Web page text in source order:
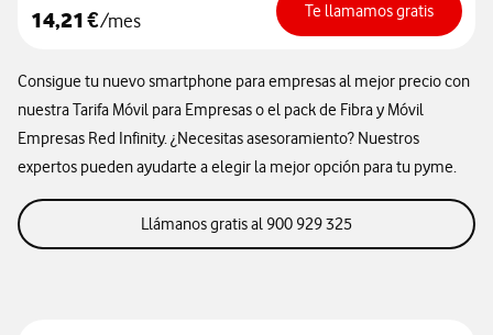
14,21€/mes Te llamamos gratis
Consigue tu nuevo smartphone para empresas al mejor precio con
nuestra Tarifa Móvil para Empresas o el pack de Fibra y Móvil
Empresas Red Infinity. ¿Necesitas asesoramiento? Nuestros
expertos pueden ayudarte a elegir la mejor opción para tu pyme.
Llámanos gratis al 900 929 325llamanos gratis al